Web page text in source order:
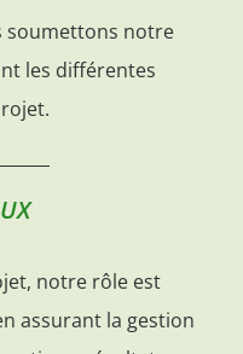
soumettons notre
les différentes
notre rôle est
assurant la gestion